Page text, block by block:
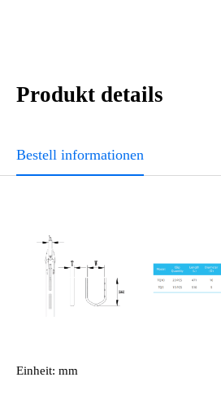
Produkt details
Bestell informationen
Einheit: mm